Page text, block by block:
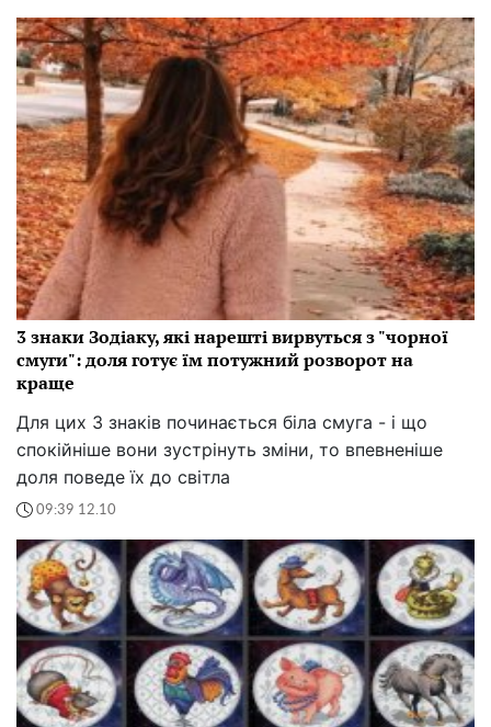
3 знаки Зодіаку, які нарешті вирвуться з "чорної
смуги": доля готує їм потужний розворот на
краще
Для цих 3 знаків починається біла смуга - і що
спокійніше вони зустрінуть зміни, то впевненіше
доля поведе їх до світла
09:39 12.10